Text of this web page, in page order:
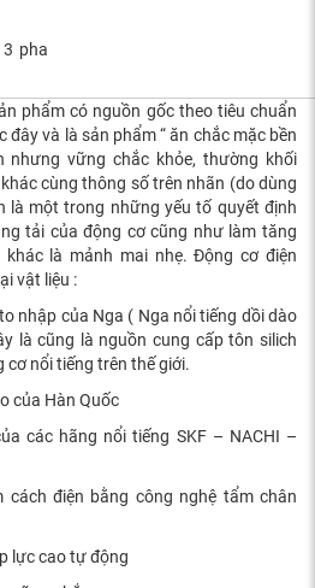
pha
phẩm có nguồn gốc theo tiêu chuẩn
và là sản phẩm “ ăn chắc mặc bền
nhưng vững chắc khỏe, thường khối
cùng thông số trên nhãn (do dùng
là một trong những yếu tố quyết định
tải của động cơ cũng như làm tăng
là mảnh mai nhẹ. Động cơ điện
vật liệu :
nhập của Nga ( Nga nổi tiếng dồi dào
là cũng là nguồn cung cấp tôn silich
cơ nổi tiếng trên thế giới.
của Hàn Quốc
các hãng nổi tiếng SKF – NACHI –
điện bằng công nghệ tẩm chân
lực cao tự động